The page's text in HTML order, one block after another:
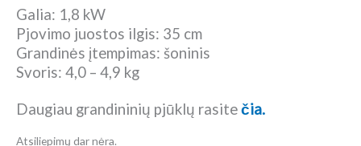
Galia: 1,8 kW
Pjovimo juostos ilgis: 35 cm
Grandinės įtempimas: šoninis
Svoris: 4,0 – 4,9 kg
Daugiau grandininių pjūklų rasitečia.
Atsiliepimų dar nėra.